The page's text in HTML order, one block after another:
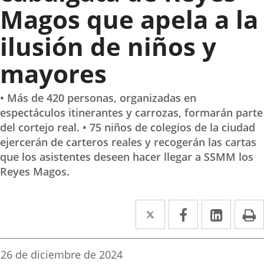
Magos que apela a la
ilusión de niños y
mayores
• Más de 420 personas, organizadas en
espectáculos itinerantes y carrozas, formarán parte
del cortejo real. • 75 niños de colegios de la ciudad
ejercerán de carteros reales y recogerán las cartas
que los asistentes deseen hacer llegar a SSMM los
Reyes Magos.
Twitter
Enlace
a
Facebook
Enlace
a
Enlace
a
Fecha
26 de diciembre de 2024